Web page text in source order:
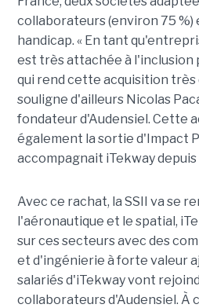
collaborateurs (environ 75 %)
handicap. « En tant
est très attachée à l'inclusion
qui rend cette acquisition très
souligne d'ailleurs Nicolas
fondateur d'Audensiel. Cette
également la sortie d'Impact
accompagnait iTekway
Avec ce rachat, la SSII va se
l'aéronautique et le spatial,
sur ces secteurs avec des
et d'ingénierie à forte valeur
salariés d'iTekway vont
collaborateurs d'Audensiel. À